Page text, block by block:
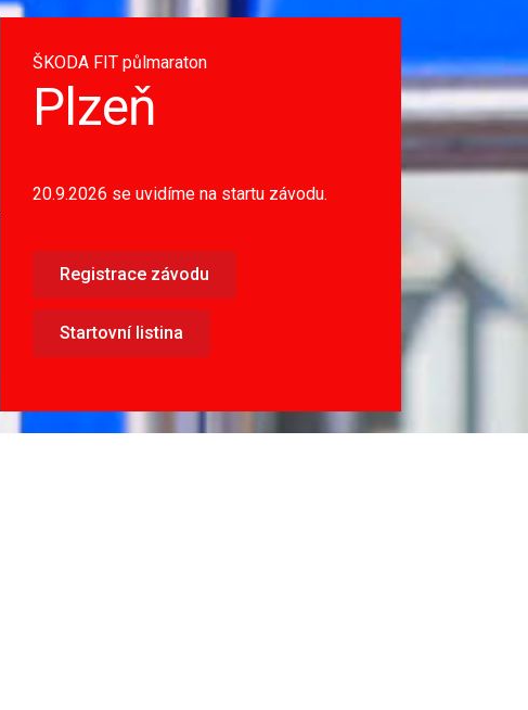
ŠKODA FIT půlmaraton
Plzeň
20.9.2026 se uvidíme na startu závodu.
Registrace závodu
Startovní listina